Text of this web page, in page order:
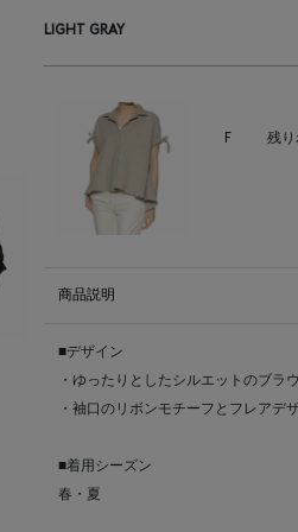
LIGHT GRAY
F 残
商品説明
■デザイン
・ゆったりとしたシルエットのブラ
・袖口のリボンモチーフとフレアデ
■着用シーズン
春・夏